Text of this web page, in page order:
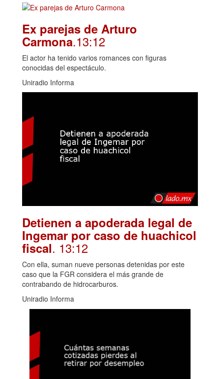
Ex parejas de Arturo
Carmona.13:12
El actor ha tenido varios romances con figuras
conocidas del espectáculo.
Uniradio Informa
Detienen a apoderada legal de
Ingemar por caso de huachicol
fiscal. 13:12
Con ella, suman nueve personas detenidas por este
caso que la FGR considera el más grande de
contrabando de hidrocarburos.
Uniradio Informa